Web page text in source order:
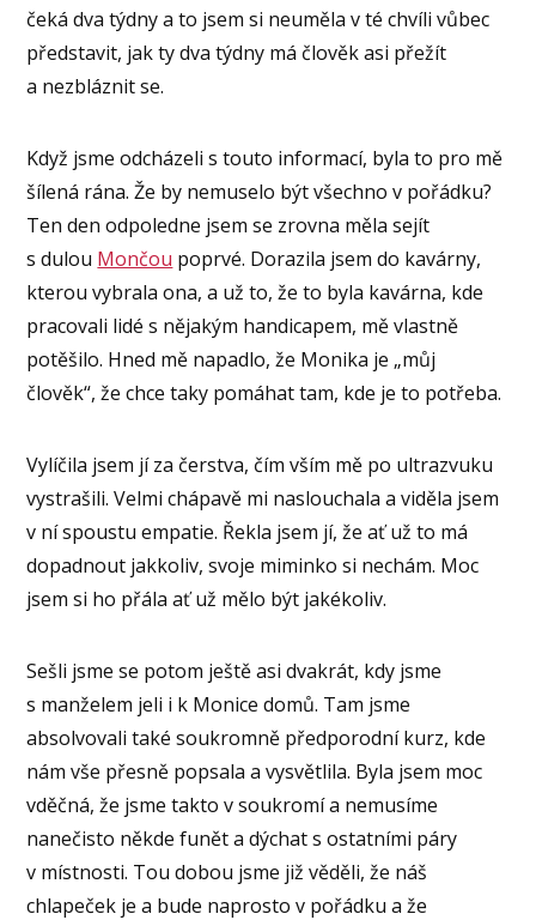
čeká dva týdny a to jsem si neuměla v té chvíli vůbec
představit, jak ty dva týdny má člověk asi přežít
a nezbláznit se.
Když jsme odcházeli s touto informací, byla to pro mě
šílená rána. Že by nemuselo být všechno v pořádku?
Ten den odpoledne jsem se zrovna měla sejít
s dulou Mončou poprvé. Dorazila jsem do kavárny,
kterou vybrala ona, a už to, že to byla kavárna, kde
pracovali lidé s nějakým handicapem, mě vlastně
potěšilo. Hned mě napadlo, že Monika je „můj
člověk“, že chce taky pomáhat tam, kde je to potřeba.
Vylíčila jsem jí za čerstva, čím vším mě po ultrazvuku
vystrašili. Velmi chápavě mi naslouchala a viděla jsem
v ní spoustu empatie. Řekla jsem jí, že ať už to má
dopadnout jakkoliv, svoje miminko si nechám. Moc
jsem si ho přála ať už mělo být jakékoliv.
Sešli jsme se potom ještě asi dvakrát, kdy jsme
s manželem jeli i k Monice domů. Tam jsme
absolvovali také soukromně předporodní kurz, kde
nám vše přesně popsala a vysvětlila. Byla jsem moc
vděčná, že jsme takto v soukromí a nemusíme
nanečisto někde funět a dýchat s ostatními páry
v místnosti. Tou dobou jsme již věděli, že náš
chlapeček je a bude naprosto v pořádku a že